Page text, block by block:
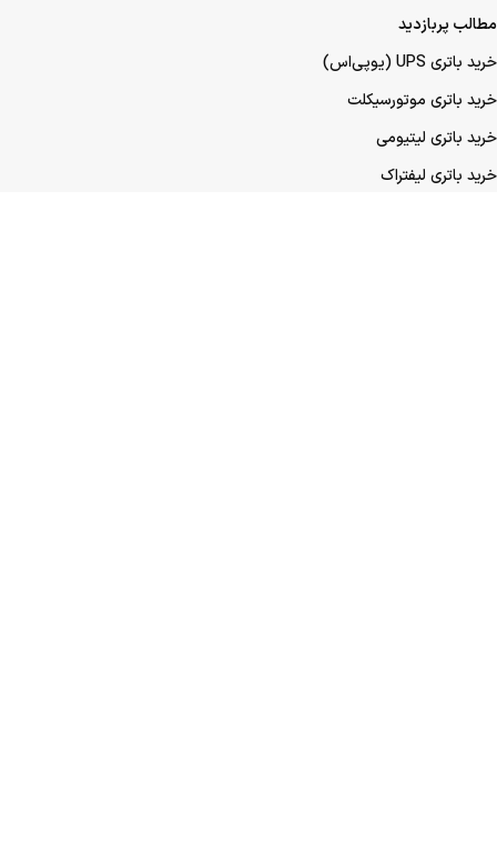
مطالب پربازدید
خرید باتری UPS (یو‌پی‌اس)
خرید باتری موتورسیکلت
خرید باتری لیتیومی
خرید باتری لیفتراک